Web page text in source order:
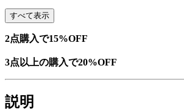
すべて表示
2点購入で15%OFF
3点以上の購入で20%OFF
説明